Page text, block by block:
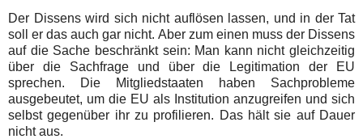
Der Dissens wird sich nicht auflösen lassen, und in der Tat
soll er das auch gar nicht. Aber zum einen muss der Dissens
auf die Sache beschränkt sein: Man kann nicht gleichzeitig
über die Sachfrage und über die Legitimation der EU
sprechen. Die Mitgliedstaaten haben Sachprobleme
ausgebeutet, um die EU als Institution anzugreifen und sich
selbst gegenüber ihr zu profilieren. Das hält sie auf Dauer
nicht aus.